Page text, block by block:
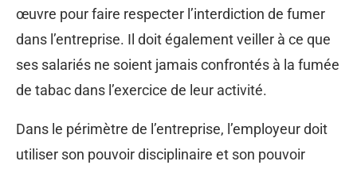
œuvre pour faire respecter l’interdiction de fumer
dans l’entreprise. Il doit également veiller à ce que
ses salariés ne soient jamais confrontés à la fumée
de tabac dans l’exercice de leur activité.
Dans le périmètre de l’entreprise, l’employeur doit
utiliser son pouvoir disciplinaire et son pouvoir